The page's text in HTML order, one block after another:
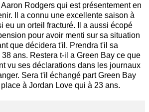
Rodgers qui est présentement en
Il a connu une excellente saison à
eu un orteil fracturé. Il a aussi écopé
pour avoir menti sur sa situation
que décidera t'il. Prendra t'il sa
ans. Restera t-il a Green Bay ce que
vu ses déclarations dans les journaux
Sera t'il échangé part Green Bay
à Jordan Love qui à 23 ans.